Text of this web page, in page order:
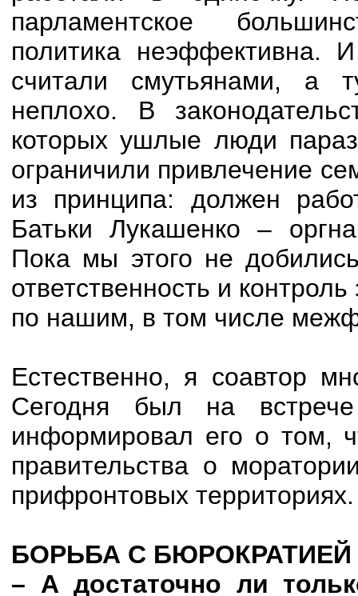
парламентское
политика неэффективна.
считали смутьянами, а
неплохо. В
которых ушлые люди
ограничили привлечение
из принципа: должен
Батьки Лукашенко –
Пока мы этого не
ответственность и
по нашим, в том числе
Естественно, я соавтор
Сегодня был на
информировал его о том,
правительства о
прифронтовых территориях.
БОРЬБА С БЮРОКРАТИЕЙ
– А достаточно ли